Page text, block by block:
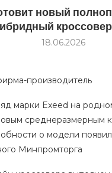
новый
кроссовер
18.06.2026
производитель
марки Exeed на
среднеразмерным
о модели
Минпромторга